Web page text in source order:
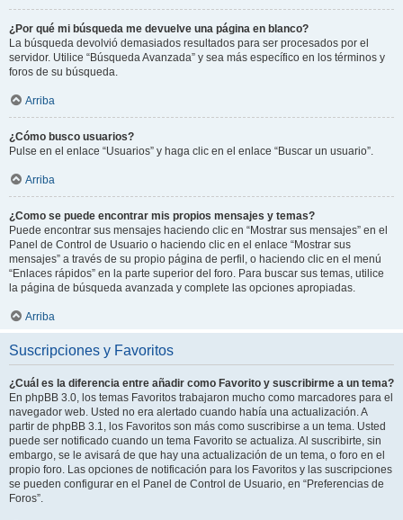
¿Por qué mi búsqueda me devuelve una página en blanco?
La búsqueda devolvió demasiados resultados para ser procesados por el
servidor. Utilice “Búsqueda Avanzada” y sea más específico en los términos y
foros de su búsqueda.
Arriba
¿Cómo busco usuarios?
Pulse en el enlace “Usuarios” y haga clic en el enlace “Buscar un usuario”.
Arriba
¿Como se puede encontrar mis propios mensajes y temas?
Puede encontrar sus mensajes haciendo clic en “Mostrar sus mensajes” en el
Panel de Control de Usuario o haciendo clic en el enlace “Mostrar sus
mensajes” a través de su propio página de perfil, o haciendo clic en el menú
“Enlaces rápidos” en la parte superior del foro. Para buscar sus temas, utilice
la página de búsqueda avanzada y complete las opciones apropiadas.
Arriba
Suscripciones y Favoritos
¿Cuál es la diferencia entre añadir como Favorito y suscribirme a un tema?
En phpBB 3.0, los temas Favoritos trabajaron mucho como marcadores para el
navegador web. Usted no era alertado cuando había una actualización. A
partir de phpBB 3.1, los Favoritos son más como suscribirse a un tema. Usted
puede ser notificado cuando un tema Favorito se actualiza. Al suscribirte, sin
embargo, se le avisará de que hay una actualización de un tema, o foro en el
propio foro. Las opciones de notificación para los Favoritos y las suscripciones
se pueden configurar en el Panel de Control de Usuario, en “Preferencias de
Foros”.